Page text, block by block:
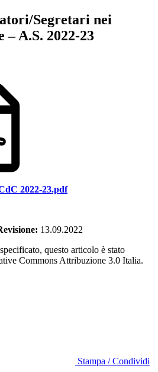
Segretari nei
– A.S. 2022-23
2022-23.pdf
13.09.2022
questo articolo è stato
Commons Attribuzione 3.0 Italia.
Stampa / Condividi